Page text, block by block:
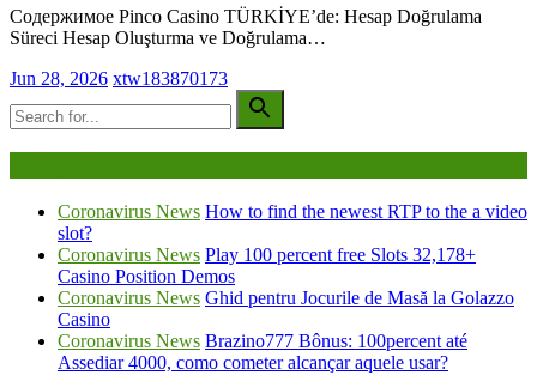
Содержимое Pinco Casino TÜRKİYE’de: Hesap Doğrulama
Süreci Hesap Oluşturma ve Doğrulama…
Jun 28, 2026 xtw183870173
Coronavirus News How to find the newest RTP to the a video
slot?
Coronavirus News Play 100 percent free Slots 32,178+
Casino Position Demos
Coronavirus News Ghid pentru Jocurile de Masă la Golazzo
Casino
Coronavirus News Brazino777 Bônus: 100percent até
Assediar 4000, como cometer alcançar aquele usar?